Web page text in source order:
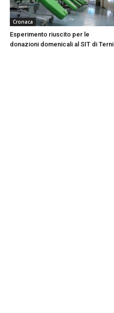
Cronaca
Esperimento riuscito per le
donazioni domenicali al SIT di Terni